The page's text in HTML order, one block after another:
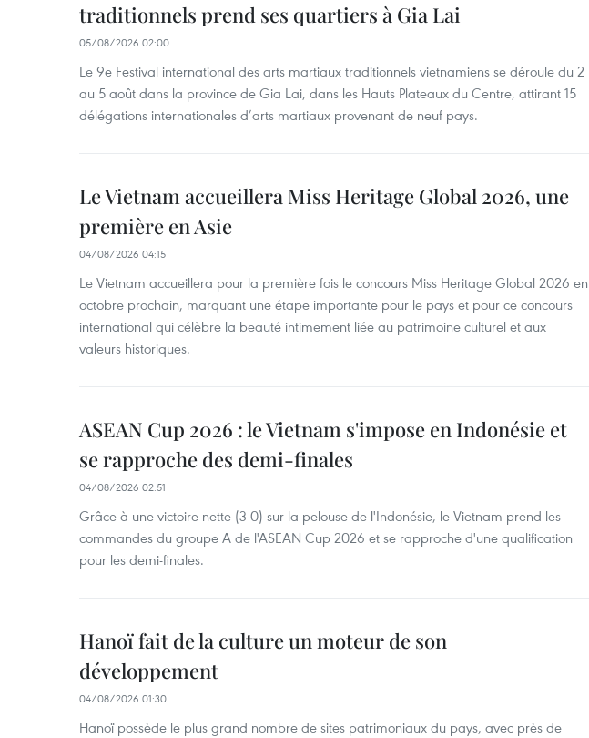
traditionnels prend ses quartiers à Gia Lai
05/08/2026 02:00
Le 9e Festival international des arts martiaux traditionnels vietnamiens se déroule du 2
au 5 août dans la province de Gia Lai, dans les Hauts Plateaux du Centre, attirant 15
délégations internationales d’arts martiaux provenant de neuf pays.
Le Vietnam accueillera Miss Heritage Global 2026, une
première en Asie
04/08/2026 04:15
Le Vietnam accueillera pour la première fois le concours Miss Heritage Global 2026 en
octobre prochain, marquant une étape importante pour le pays et pour ce concours
international qui célèbre la beauté intimement liée au patrimoine culturel et aux
valeurs historiques.
ASEAN Cup 2026 : le Vietnam s'impose en Indonésie et
se rapproche des demi-finales
04/08/2026 02:51
Grâce à une victoire nette (3-0) sur la pelouse de l'Indonésie, le Vietnam prend les
commandes du groupe A de l'ASEAN Cup 2026 et se rapproche d'une qualification
pour les demi-finales.
Hanoï fait de la culture un moteur de son
développement
04/08/2026 01:30
Hanoï possède le plus grand nombre de sites patrimoniaux du pays, avec près de